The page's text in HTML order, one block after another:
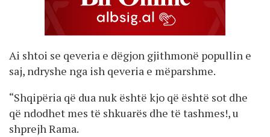
Ai shtoi se qeveria e dëgjon gjithmonë popullin e
saj, ndryshe nga ish qeveria e mëparshme.
“Shqipëria që dua nuk është kjo që është sot dhe
që ndodhet mes të shkuarës dhe të tashmes!, u
shprejh Rama.